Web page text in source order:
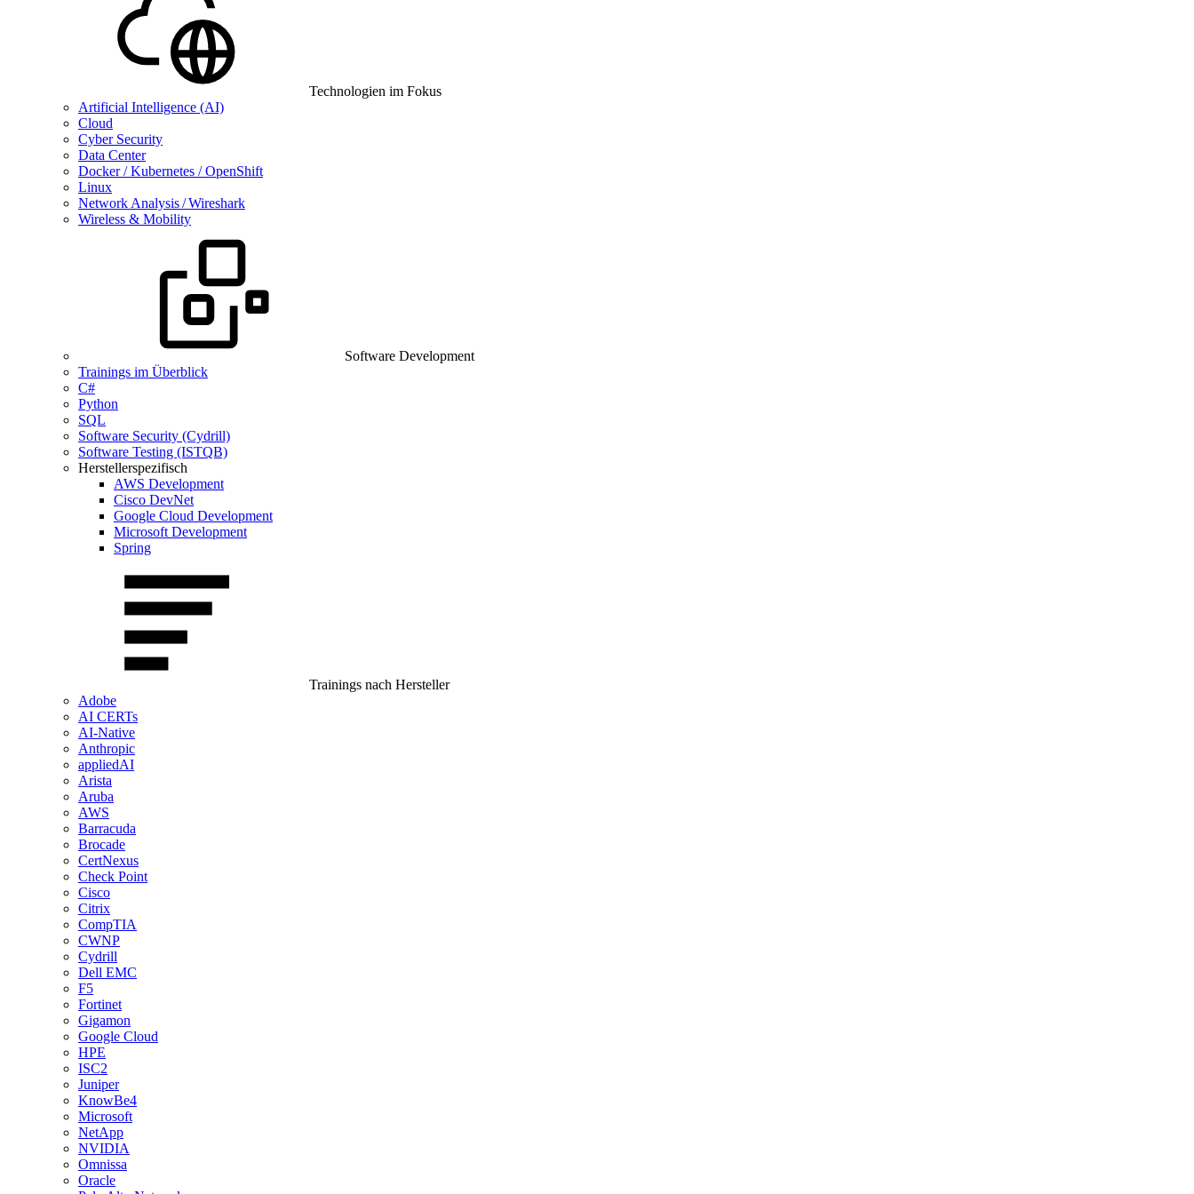
Technologien im Fokus
Artificial Intelligence (AI)
Cloud
Cyber Security
Data Center
Docker / Kubernetes / OpenShift
Linux
Network Analysis / Wireshark
Wireless & Mobility
Software Development
Trainings im Überblick
C#
Python
SQL
Software Security (Cydrill)
Software Testing (ISTQB)
Herstellerspezifisch
AWS Development
Cisco DevNet
Google Cloud Development
Microsoft Development
Spring
Trainings nach Hersteller
Adobe
AI CERTs
AI-Native
Anthropic
appliedAI
Arista
Aruba
AWS
Barracuda
Brocade
CertNexus
Check Point
Cisco
Citrix
CompTIA
CWNP
Cydrill
Dell EMC
F5
Fortinet
Gigamon
Google Cloud
HPE
ISC2
Juniper
KnowBe4
Microsoft
NetApp
NVIDIA
Omnissa
Oracle